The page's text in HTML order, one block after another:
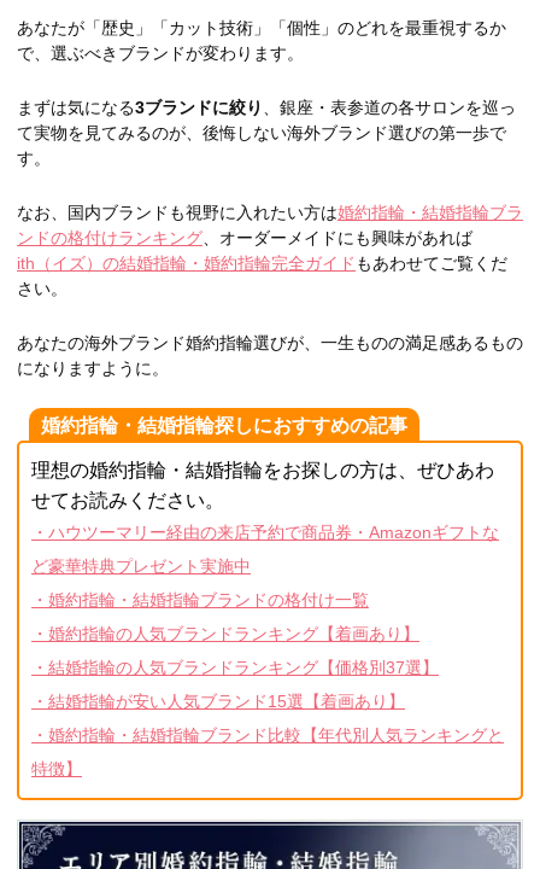
あなたが「歴史」「カット技術」「個性」のどれを最重視するか
で、選ぶべきブランドが変わります。
まずは気になる3ブランドに絞り
、銀座・表参道の各サロンを巡っ
て実物を見てみるのが、後悔しない海外ブランド選びの第一歩で
す。
なお、国内ブランドも視野に入れたい方は婚約指輪・結婚指輪ブラ
ンドの格付けランキング 、オーダーメイドにも興味があれば
ith（イズ）の結婚指輪・婚約指輪完全ガイド もあわせてご覧くだ
さい。
あなたの海外ブランド婚約指輪選びが、一生ものの満足感あるもの
になりますように。
婚約指輪・結婚指輪探しにおすすめの記事
理想の婚約指輪・結婚指輪をお探しの方は、ぜひあわ
せてお読みください。
・ハウツーマリー経由の来店予約で商品券・Amazonギフトな
ど豪華特典プレゼント実施中
・婚約指輪・結婚指輪ブランドの格付け一覧
・婚約指輪の人気ブランドランキング【着画あり】
・結婚指輪の人気ブランドランキング【価格別37選】
・結婚指輪が安い人気ブランド15選【着画あり】
・婚約指輪・結婚指輪ブランド比較【年代別人気ランキングと
特徴】